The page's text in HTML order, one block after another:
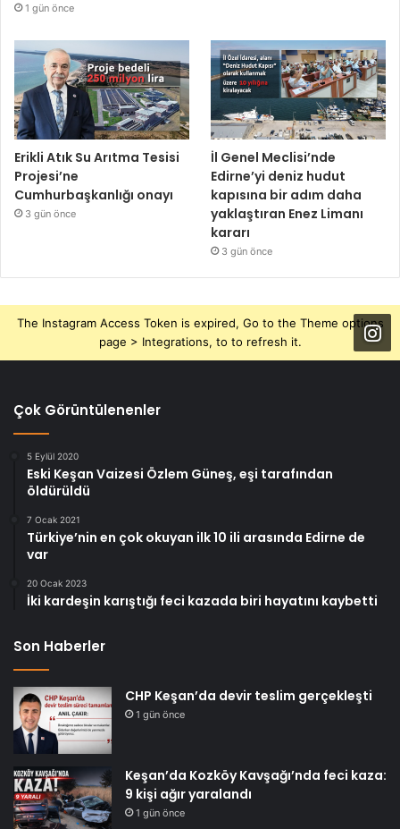
1 gün önce
Erikli Atık Su Arıtma Tesisi
Projesi’ne
Cumhurbaşkanlığı onayı
3 gün önce
İl Genel Meclisi’nde
Edirne’yi deniz hudut
kapısına bir adım daha
yaklaştıran Enez Limanı
kararı
3 gün önce
The Instagram Access Token is expired, Go to the Theme options
page > Integrations, to to refresh it.
Çok Görüntülenenler
5 Eylül 2020
Eski Keşan Vaizesi Özlem Güneş, eşi tarafından
öldürüldü
7 Ocak 2021
Türkiye’nin en çok okuyan ilk 10 ili arasında Edirne de
var
20 Ocak 2023
İki kardeşin karıştığı feci kazada biri hayatını kaybetti
Son Haberler
CHP Keşan’da devir teslim gerçekleşti
1 gün önce
Keşan’da Kozköy Kavşağı’nda feci kaza:
9 kişi ağır yaralandı
1 gün önce